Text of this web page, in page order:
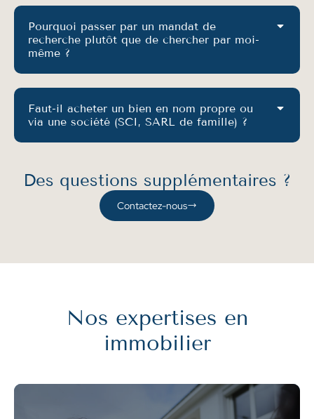
Pourquoi passer par un mandat de
recherche plutôt que de chercher par moi-
même ?
Faut-il acheter un bien en nom propre ou
via une société (SCI, SARL de famille) ?
Des questions supplémentaires ?
Contactez-nous
Nos expertises en
immobilier